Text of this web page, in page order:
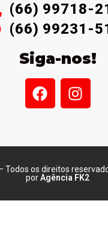
(66) 99718-
(66) 99231-
Siga-nos!
Todos os direitos
porAgência FK2